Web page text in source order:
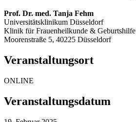
Prof. Dr. med. Tanja Fehm
Universitätsklinikum Düsseldorf
Klinik für Frauenheilkunde & Geburtshilfe
Moorenstraße 5, 40225 Düsseldorf
Veranstaltungsort
ONLINE
Veranstaltungsdatum